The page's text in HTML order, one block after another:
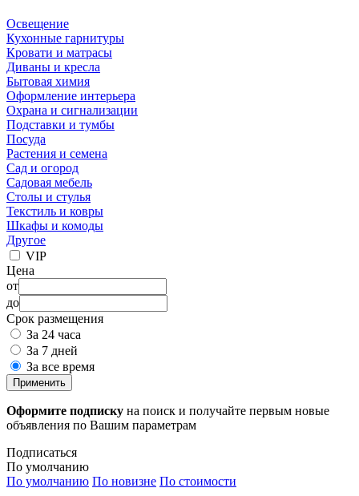
Освещение
Кухонные гарнитуры
Кровати и матрасы
Диваны и кресла
Бытовая химия
Оформление интерьера
Охрана и сигнализации
Подставки и тумбы
Посуда
Растения и семена
Сад и огород
Садовая мебель
Столы и стулья
Текстиль и ковры
Шкафы и комоды
Другое
VIP
Цена
от
до
Срок размещения
За 24 часа
За 7 дней
За все время
Применить
Оформите подписку на поиск и получайте первым новые
объявления по Вашим параметрам
Подписаться
По умолчанию
По умолчанию По новизне По стоимости